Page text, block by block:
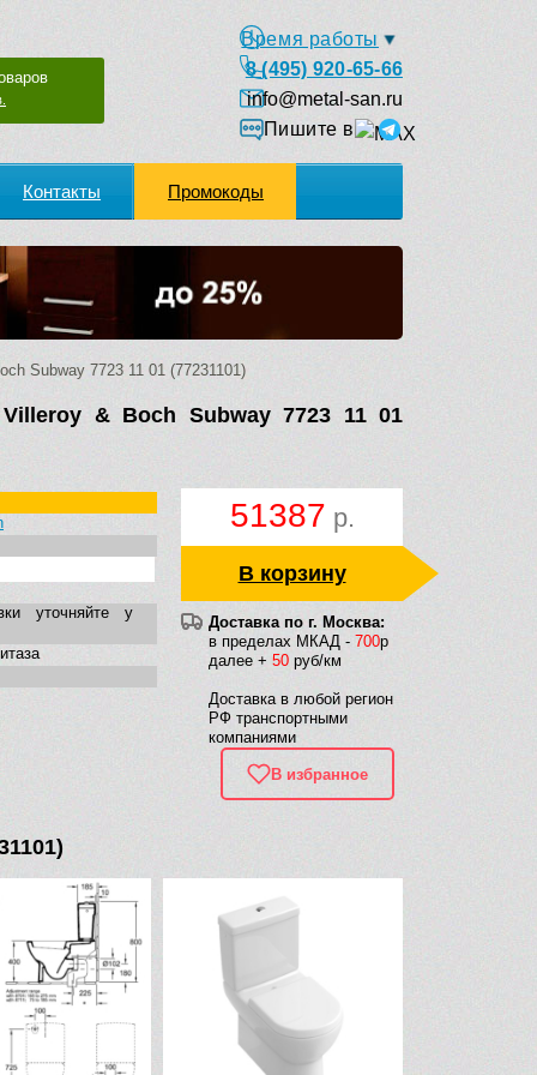
Время работы
8 (495) 920-65-66
info@metal-san.ru
Пишите в
Контакты Промокоды
Subway 7723 11 01 (77231101)
& Boch Subway 7723 11 01
51387 р.
В корзину
Доставка по г. Москва:
в пределах МКАД - 700р
далее + 50 руб/км
Доставка в любой регион
РФ транспортными
компаниями
В избранное
уточняйте у